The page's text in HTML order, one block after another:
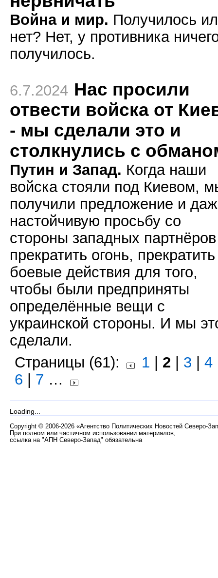
Война и мир. Получилось
нет? Нет, у противника
получилось.
6.7.2024 Нас просили
отвести войска от
- мы сделали это и
столкнулись с
Путин и Запад. Когда наши
войска стояли под Киевом,
получили предложение и
настойчивую просьбу со
стороны западных партнёров
прекратить огонь, прекратить
боевые действия для того,
чтобы были предприняты
определённые вещи с
украинской стороны. И мы
сделали.
Страницы (61):
1 2 3 4
6
7 …
Loading...
Copyright © 2006-2026 «Агентство Политических Новостей Северо-
При полном или частичном использовании материалов,
ссылка на "АПН Северо-Запад" обязательна